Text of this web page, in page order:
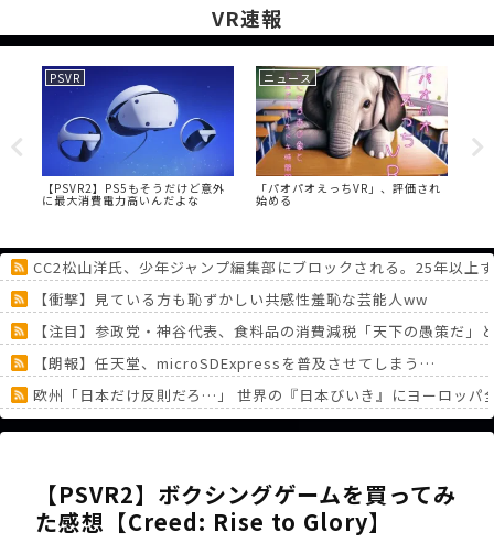
VR速報
PSVR
【PSVR2】PS5もそうだけど意外
に最大消費電力高いんだよな
ニュース
「パオパオえっちVR」、評価され
始める
CC2松山洋氏、少年ジャンプ編集部にブロックされる。25年以上
【衝撃】見ている方も恥ずかしい共感性羞恥な芸能人ww
【注目】参政党・神谷代表、食料品の消費減税「天下の愚策だ」
【朗報】任天堂、microSDExpressを普及させてしまう…
欧州「日本だけ反則だろ…」 世界の『日本びいき』にヨーロッパ
海外「日本がキラキラして見える…」 日本の街頭インタビューに
《どうしてこうなった！？》「フリーレン一番くじ」を記念に
《人気No.1は誰だ？》順位でまさかの下剋上！？「魔族達のラ
【PSVR2】ボクシングゲームを買ってみ
た感想【Creed: Rise to Glory】